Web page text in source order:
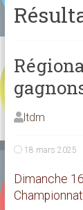
ltdm
18 mars 2025
Dimanche